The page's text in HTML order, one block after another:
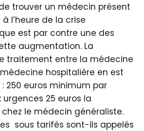
trouver un médecin présent
l’heure de la crise
est par contre une des
augmentation. La
traitement entre la médecine
hospitalière en est
250 euros minimum par
25 euros la
le médecin généraliste.
sous tarifés sont-ils appelés